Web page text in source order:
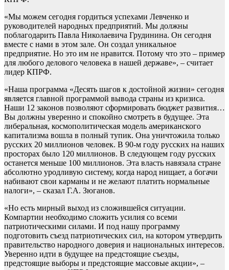
«Мы можем сегодня гордиться успехами Левченко и
руководителей народных предприятий. Мы должны
поблагодарить Павла Николаевича Грудинина. Он сегодня
вместе с нами в этом зале. Он создал уникальное
предприятие. Но это им не нравится. Потому что это – пример
для любого делового человека в нашей державе», – считает
лидер КПРФ.
«Наша программа «Десять шагов к достойной жизни» сегодня
является главной программой вывода страны из кризиса.
Наши 12 законов позволяют сформировать бюджет развития…
Вы должны уверенно и спокойно смотреть в будущее. Эта
либеральная, космополитическая модель американского
капитализма вошла в полный тупик. Она уничтожила только
русских 20 миллионов человек. В 90-м году русских на наших
просторах было 120 миллионов. В следующем году русских
останется меньше 100 миллионов. Эта власть навязала стране
абсолютно уродливую систему, когда народ нищает, а богачи
набивают свои карманы и не желают платить нормальные
налоги», – сказал Г.А. Зюганов.
«Но есть мирный выход из сложившейся ситуации.
Компартии необходимо сложить усилия со всеми
патриотическими силами. И под нашу программу
подготовить съезд патриотических сил, на котором утвердить
правительство народного доверия и национальных интересов.
Уверенно идти в будущее на предстоящие съезды,
предстоящие выборы и предстоящие массовые акции», –